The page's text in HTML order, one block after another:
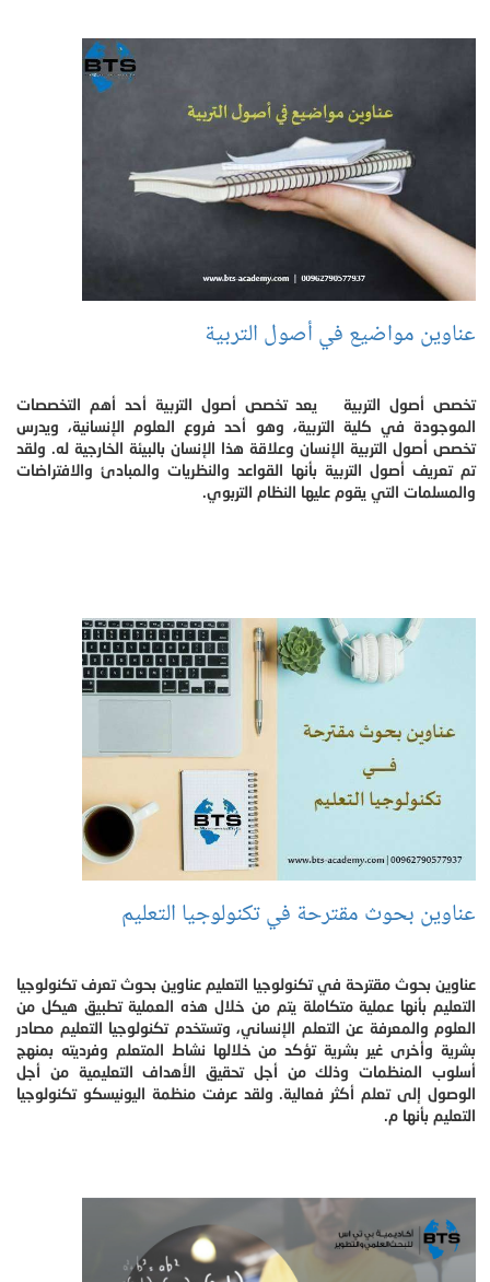
عناوين مواضيع في أصول التربية
تخصص أصول التربية يعد تخصص أصول التربية أحد أهم التخصصات
الموجودة في كلية التربية، وهو أحد فروع العلوم الإنسانية، ويدرس
تخصص أصول التربية الإنسان وعلاقة هذا الإنسان بالبيئة الخارجية له. ولقد
تم تعريف أصول التربية بأنها القواعد والنظريات والمبادئ والافتراضات
والمسلمات التي يقوم عليها النظام التربوي.
عناوين بحوث مقترحة في تكنولوجيا التعليم
عناوين بحوث مقترحة في تكنولوجيا التعليم عناوين بحوث تعرف تكنولوجيا
التعليم بأنها عملية متكاملة يتم من خلال هذه العملية تطبيق هيكل من
العلوم والمعرفة عن التعلم الإنساني، وتستخدم تكنولوجيا التعليم مصادر
بشرية وأخرى غير بشرية تؤكد من خلالها نشاط المتعلم وفرديته بمنهج
أسلوب المنظمات وذلك من أجل تحقيق الأهداف التعليمية من أجل
الوصول إلى تعلم أكثر فعالية. ولقد عرفت منظمة اليونيسكو تكنولوجيا
التعليم بأنها م.